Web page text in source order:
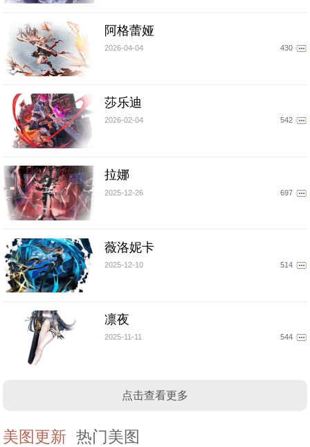
阿格蕾娅
2026-04-04 430
莎乐迪
2026-02-04 542
拉娜
2025-12-26 697
薇洛妮卡
2025-12-10 514
凛夜
2025-11-11 544
点击查看更多
美图更新 热门美图